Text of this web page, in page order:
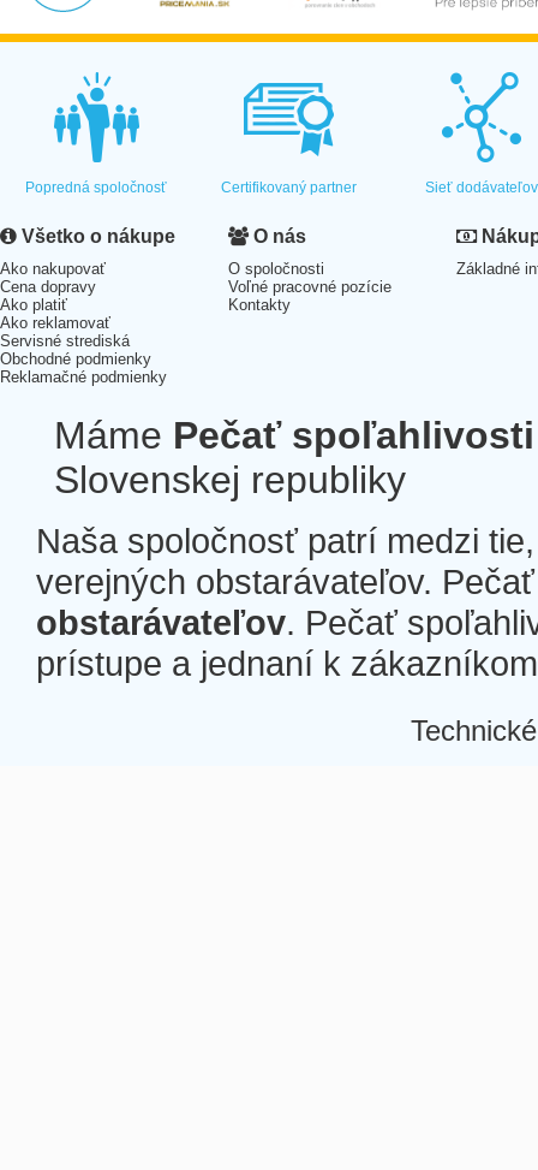
Popredná spoločnosť Certifikovaný partner Sieť dodávateľov
Všetko o nákupe
Ako nakupovať
Cena dopravy
Ako platiť
Ako reklamovať
Servisné strediská
Obchodné podmienky
Reklamačné podmienky
O nás
O spoločnosti
Voľné pracovné pozície
Kontakty
Základné
Máme Pečať spoľahlivosti
Slovenskej republiky
Naša spoločnosť patrí medzi
verejných obstarávateľov.
obstarávateľov. Pečať
prístupe a jednaní k